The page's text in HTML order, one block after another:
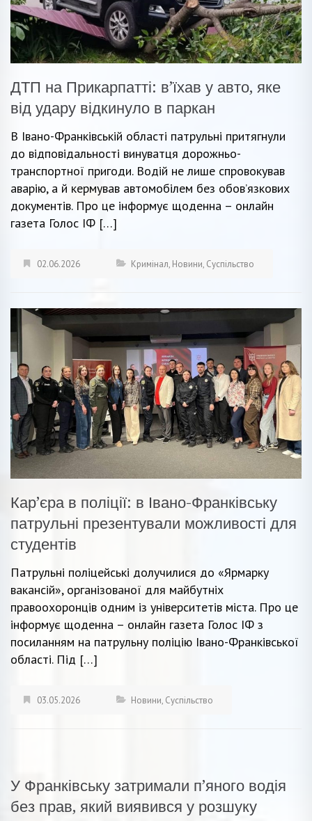
ДТП на Прикарпатті: в’їхав у авто, яке
від удару відкинуло в паркан
В Івано-Франківській області патрульні притягнули
до відповідальності винуватця дорожньо-
транспортної пригоди. Водій не лише спровокував
аварію, а й кермував автомобілем без обов’язкових
документів. Про це інформує щоденна – онлайн
газета Голос ІФ […]
02.06.2026 Кримінал, Новини, Суспільство
Кар’єра в поліції: в Івано-Франківську
патрульні презентували можливості для
студентів
Патрульні поліцейські долучилися до «Ярмарку
вакансій», організованої для майбутніх
правоохоронців одним із університетів міста. Про це
інформує щоденна – онлайн газета Голос ІФ з
посиланням на патрульну поліцію Івано-Франківської
області. Під […]
03.05.2026 Новини, Суспільство
У Франківську затримали п’яного водія
без прав, який виявився у розшуку